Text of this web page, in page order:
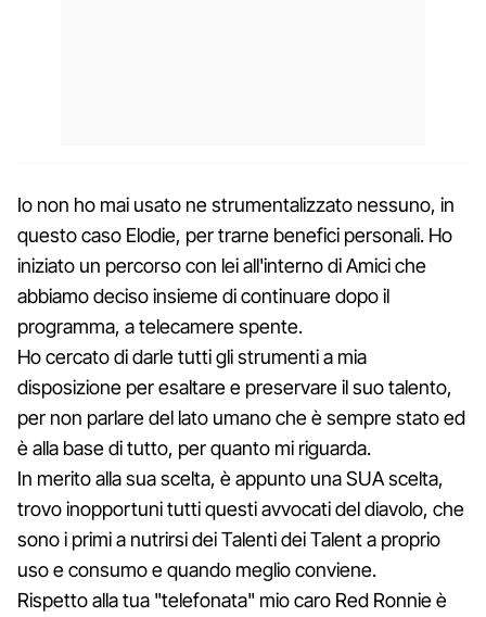
Io non ho mai usato ne strumentalizzato nessuno, in
questo caso Elodie, per trarne benefici personali. Ho
iniziato un percorso con lei all'interno di Amici che
abbiamo deciso insieme di continuare dopo il
programma, a telecamere spente.
Ho cercato di darle tutti gli strumenti a mia
disposizione per esaltare e preservare il suo talento,
per non parlare del lato umano che è sempre stato ed
è alla base di tutto, per quanto mi riguarda.
In merito alla sua scelta, è appunto una SUA scelta,
trovo inopportuni tutti questi avvocati del diavolo, che
sono i primi a nutrirsi dei Talenti dei Talent a proprio
uso e consumo e quando meglio conviene.
Rispetto alla tua "telefonata" mio caro Red Ronnie è